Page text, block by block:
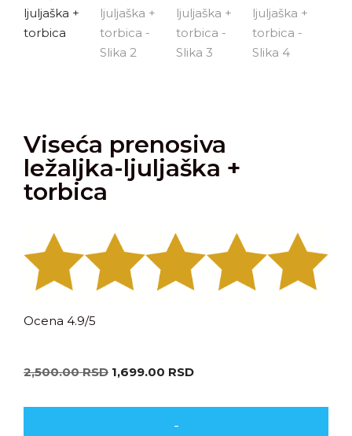
Viseća prenosiva
ležaljka-ljuljaška +
torbica
Ocena 4.9/5
2,500.00RSD 1,699.00 RSD
-